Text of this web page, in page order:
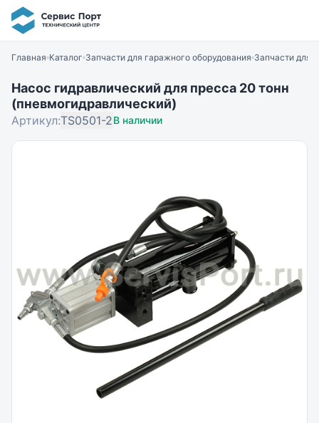
Главная Каталог Запчасти для гаражного оборудования Запчасти для
Насос гидравлический для пресса 20 тонн
(пневмогидравлический)
Артикул:TS0501-2В наличии